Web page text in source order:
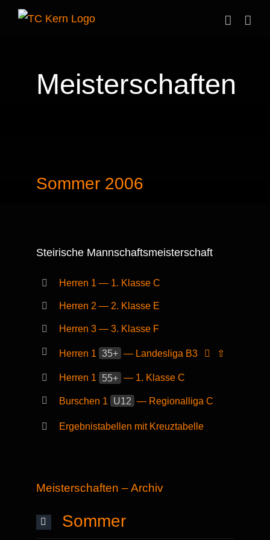
Zum
Meisterschaften
Sommer 2006
Steirische Mannschaftsmeisterschaft
Herren 1 — 1. Klasse C
Herren 2 — 2. Klasse E
Herren 3 — 3. Klasse F
Herren 1 35+ — Landesliga B3 ⇧
Herren 1 55+ — 1. Klasse C
Burschen 1 U12 — Regionalliga C
Ergebnistabellen mit Kreuztabelle
Meisterschaften – Archiv
Sommer